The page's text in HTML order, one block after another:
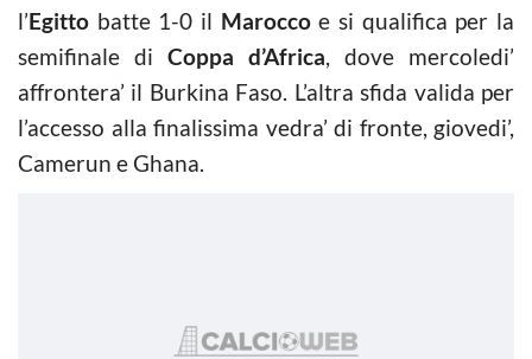
l’Egitto batte 1-0 il Maroccoe si qualifica per la
semifinale di Coppa d’Africa, dove mercoledi’
affrontera’ il Burkina Faso. L’altra sfida valida per
l’accesso alla finalissima vedra’ di fronte, giovedi’,
Camerun e Ghana.